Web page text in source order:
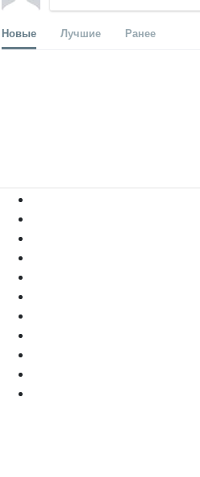
Новые Лучшие Ранее